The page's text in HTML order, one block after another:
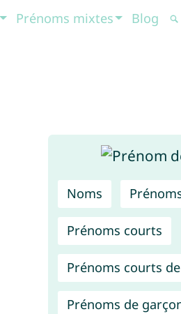
Prénoms mixtes Blog
Noms
Prénoms courts
Prénoms courts
Prénoms de